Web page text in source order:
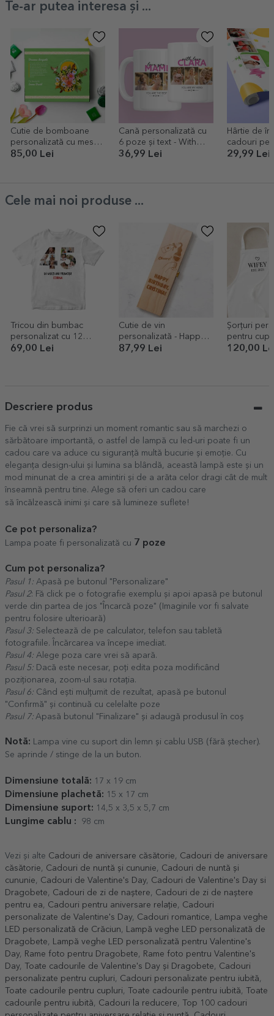
Te-ar putea interesa și ...
Cutie de bomboane
personalizată cu mesaj
pentru dirigintă -
85,00 Lei
Cană personalizată cu
6 poze și text - With
love
36,99 Lei
Hârtie de
cadouri
cu 3 poze
29,99 Lei
Cele mai noi produse ...
Tricou din bumbac
personalizat cu 12
poze și mesaj - 45 de
69,00 Lei
Cutie de vin
personalizată - Happy
Birthday
87,99 Lei
Șorțuri
pentru
120,00
Descriere produs
Fie că vrei să surprinzi un moment romantic sau să marchezi o
sărbătoare importantă, o astfel de lampă cu led-uri poate fi un
cadou care va aduce cu siguranță multă bucurie și emoție. Cu
eleganța design-ului și lumina sa blândă, această lampă este și un
mod minunat de a crea amintiri și de a arăta celor dragi cât de mult
înseamnă pentru tine. Alege să oferi un cadou care
să încălzească inimi și care să lumineze suflete!
Ce pot personaliza?
Lampa poate fi personalizată cu 7 poze
Cum pot personaliza?
Pasul 1: Apasă pe butonul "Personalizare"
Pasul 2: Fă click pe o fotografie exemplu și apoi apasă pe butonul
verde din partea de jos "Încarcă poze" (Imaginile vor fi salvate
pentru folosire ulterioară)
Pasul 3: Selectează de pe calculator, telefon sau tabletă
fotografiile. Încărcarea va începe imediat.
Pasul 4: Alege poza care vrei să apară.
Pasul 5: Dacă este necesar, poți edita poza modificând
poziționarea, zoom-ul sau rotația.
Pasul 6: Când ești mulțumit de rezultat, apasă pe butonul
"Confirmă" și continuă cu celelalte poze
Pasul 7: Apasă butonul "Finalizare" și adaugă produsul în coș
Notă: Lampa vine cu suport din lemn și cablu USB (fără ștecher).
Se aprinde / stinge de la un buton.
Dimensiune totală: 17 x 19 cm
Dimensiune plachetă: 15 x 17 cm
Dimensiune suport: 14,5 x 3,5 x 5,7 cm
Lungime cablu : 98 cm
Vezi și alte Cadouri de aniversare căsătorie, Cadouri de aniversare
căsătorie, Cadouri de nuntă și cununie, Cadouri de nuntă și
cununie, Cadouri de Valentine's Day, Cadouri de Valentine's Day si
Dragobete, Cadouri de zi de naștere, Cadouri de zi de naștere
pentru ea, Cadouri pentru aniversare relație, Cadouri
personalizate de Valentine's Day, Cadouri romantice, Lampa veghe
LED personalizată de Crăciun, Lampă veghe LED personalizată de
Dragobete, Lampă veghe LED personalizată pentru Valentine's
Day, Rame foto pentru Dragobete, Rame foto pentru Valentine's
Day, Toate cadourile de Valentine's Day și Dragobete, Cadouri
personalizate pentru cupluri, Cadouri personalizate pentru iubită,
Toate cadourile pentru cupluri, Toate cadourile pentru iubită,
Toate
cadourile pentru iubită, Cadouri la reducere,
Top 100 cadouri